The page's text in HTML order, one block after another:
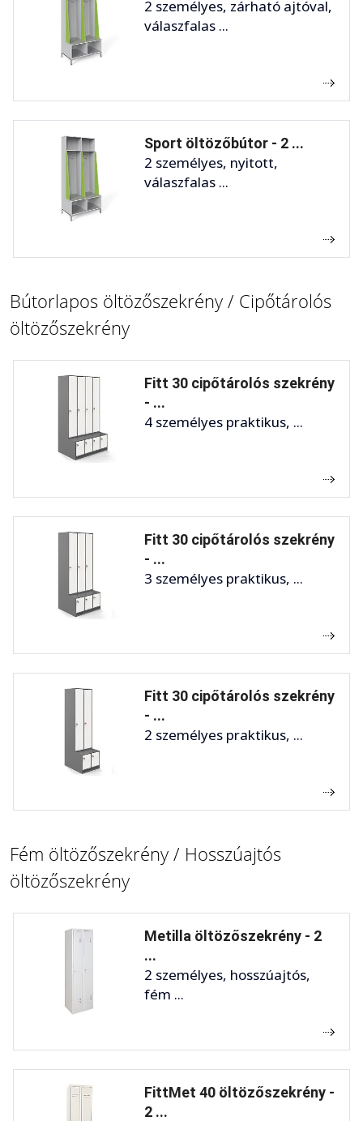
2 személyes, zárható ajtóval,
válaszfalas ...
Sport öltözőbútor - 2 ...
2 személyes, nyitott,
válaszfalas ...
Bútorlapos öltözőszekrény / Cipőtárolós
öltözőszekrény
Fitt 30 cipőtárolós szekrény
- ...
4 személyes praktikus, ...
Fitt 30 cipőtárolós szekrény
- ...
3 személyes praktikus, ...
Fitt 30 cipőtárolós szekrény
- ...
2 személyes praktikus, ...
Fém öltözőszekrény / Hosszúajtós
öltözőszekrény
Metilla öltözőszekrény - 2
...
2 személyes, hosszúajtós,
fém ...
FittMet 40 öltözőszekrény -
2 ...